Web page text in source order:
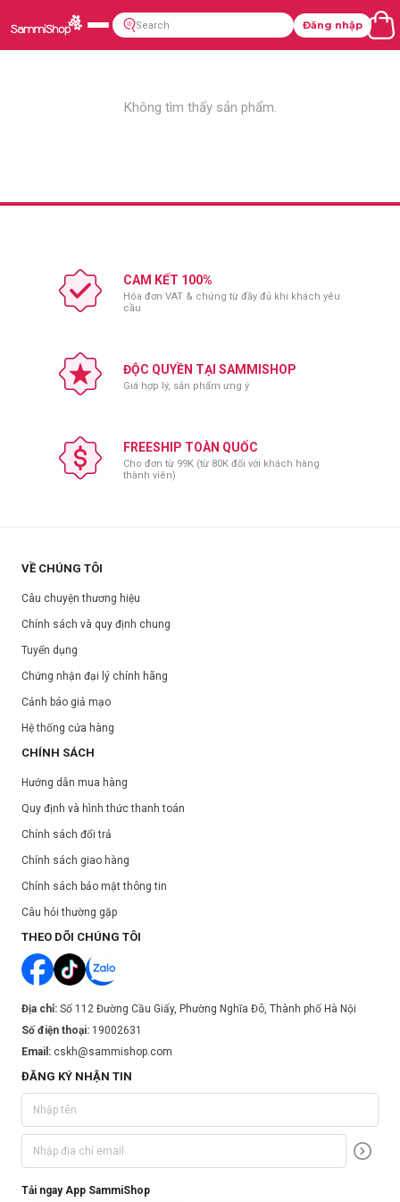
Đăng nhập
Không tìm thấy sản phẩm.
CAM KẾT 100%
Hóa đơn VAT & chứng từ đầy đủ khi khách yêu
cầu
ĐỘC QUYỀN TẠI SAMMISHOP
Giá hợp lý, sản phẩm ưng ý
FREESHIP TOÀN QUỐC
Cho đơn từ 99K (từ 80K đối với khách hàng
thành viên)
VỀ CHÚNG TÔI
Câu chuyện thương hiệu
Chính sách và quy định chung
Tuyển dụng
Chứng nhận đại lý chính hãng
Cảnh báo giả mạo
Hệ thống cửa hàng
CHÍNH SÁCH
Hướng dẫn mua hàng
Quy định và hình thức thanh toán
Chính sách đổi trả
Chính sách giao hàng
Chính sách bảo mật thông tin
Câu hỏi thường gặp
THEO DÕI CHÚNG TÔI
Địa chỉ: Số 112 Đường Cầu Giấy, Phường Nghĩa Đô, Thành phố Hà Nội
Số điện thoại: 19002631
Email: cskh@sammishop.com
ĐĂNG KÝ NHẬN TIN
Tải ngay App SammiShop